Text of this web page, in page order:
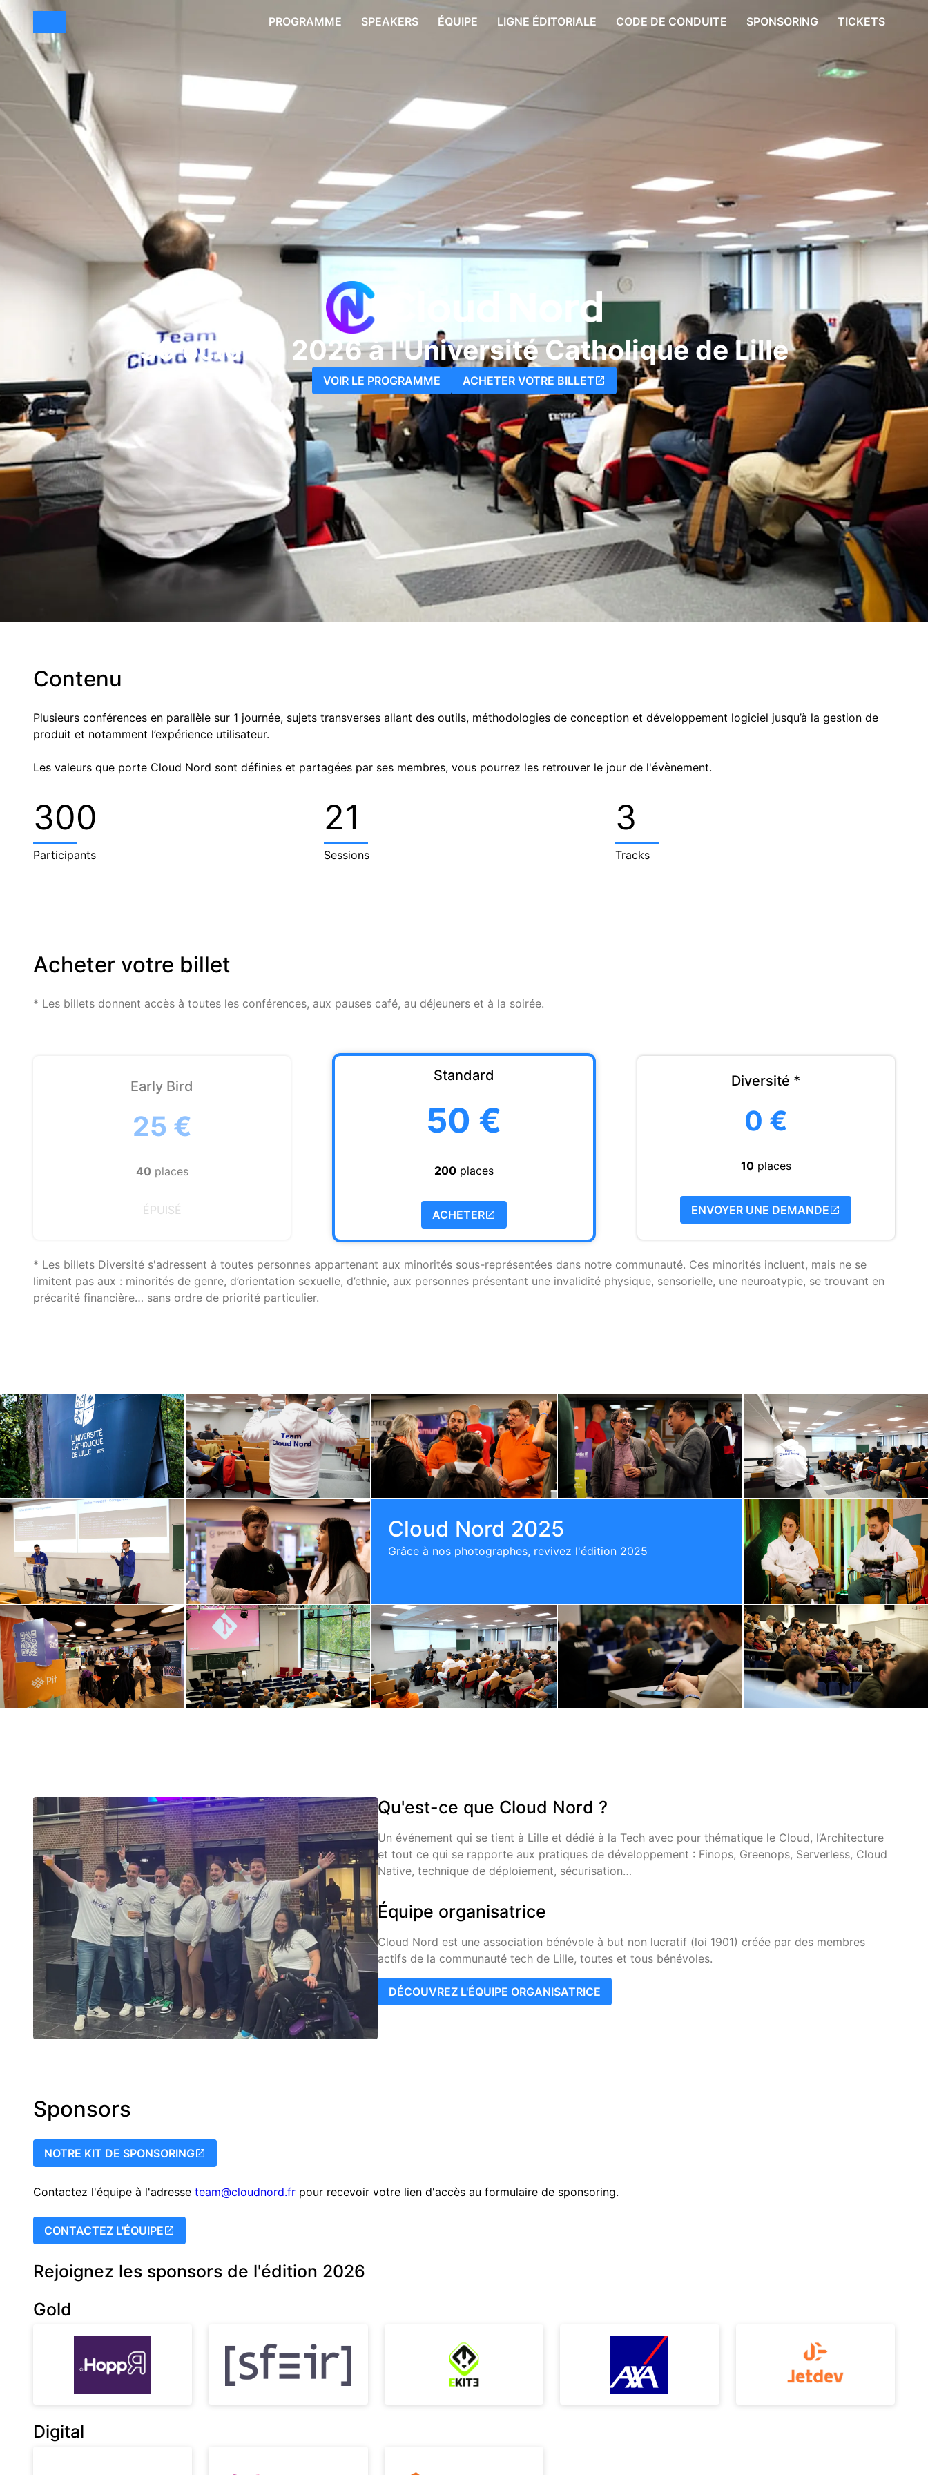
PROGRAMME SPEAKERS ÉQUIPE LIGNE ÉDITORIALE CODE DE CONDUITE SPONSORING TICKETS
30 octobre 2026 à l'Université Catholique de Lille
VOIR LE PROGRAMME ACHETER VOTRE BILLET
Contenu
Plusieurs conférences en parallèle sur 1 journée, sujets transverses allant des outils, méthodologies de conception et développement logiciel jusqu’à la gestion de
produit et notamment l’expérience utilisateur.
Les valeurs que porte Cloud Nord sont définies et partagées par ses membres, vous pourrez les retrouver le jour de l'évènement.
300
Participants
21
Sessions
3
Tracks
Acheter votre billet
* Les billets donnent accès à toutes les conférences, aux pauses café, au déjeuners et à la soirée.
Early Bird
25 €
40 places
ÉPUISÉ
Standard
50 €
200places
ACHETER
Diversité *
0 €
10places
ENVOYER UNE DEMANDE
* Les billets Diversité s'adressent à toutes personnes appartenant aux minorités sous-représentées dans notre communauté. Ces minorités incluent, mais ne se
limitent pas aux : minorités de genre, d’orientation sexuelle, d’ethnie, aux personnes présentant une invalidité physique, sensorielle, une neuroatypie, se trouvant en
précarité financière… sans ordre de priorité particulier.
Cloud Nord 2025
Grâce à nos photographes, revivez l'édition 2025
Qu'est-ce que Cloud Nord ?
Un événement qui se tient à Lille et dédié à la Tech avec pour thématique le Cloud, l’Architecture
et tout ce qui se rapporte aux pratiques de développement : Finops, Greenops, Serverless, Cloud
Native, technique de déploiement, sécurisation…
Équipe organisatrice
Cloud Nord est une association bénévole à but non lucratif (loi 1901) créée par des membres
actifs de la communauté tech de Lille, toutes et tous bénévoles.
DÉCOUVREZ L'ÉQUIPE ORGANISATRICE
Sponsors
NOTRE KIT DE SPONSORING
Contactez l'équipe à l'adresse team@cloudnord.fr pour recevoir votre lien d'accès au formulaire de sponsoring.
CONTACTEZ L'ÉQUIPE
Rejoignez les sponsors de l'édition 2026
Gold
Digital